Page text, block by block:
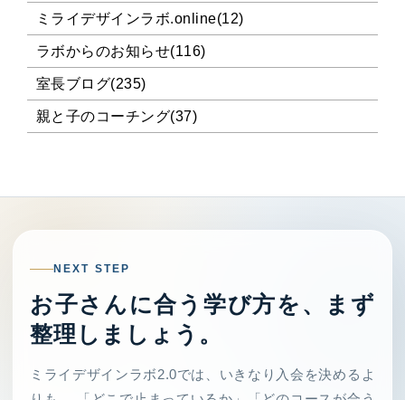
ミライデザインラボ.online(12)
ラボからのお知らせ(116)
室長ブログ(235)
親と子のコーチング(37)
NEXT STEP
お子さんに合う学び方を、まず
整理しましょう。
ミライデザインラボ2.0では、いきなり入会を決めるよ